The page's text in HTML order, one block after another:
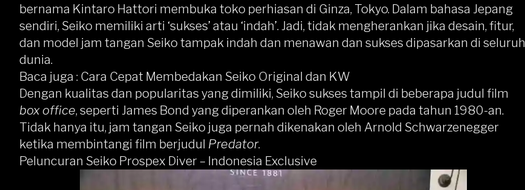
bernama Kintaro Hattori membuka toko perhiasan di Ginza, Tokyo. Dalam bahasa Jepang
sendiri, Seiko memiliki arti ‘sukses’ atau ‘indah’. Jadi, tidak mengherankan jika desain, fitur,
dan model jam tangan Seiko tampak indah dan menawan dan sukses dipasarkan di seluruh
dunia.
Baca juga : Cara Cepat Membedakan Seiko Original dan KW
Dengan kualitas dan popularitas yang dimiliki, Seiko sukses tampil di beberapa judul film
box office, seperti James Bond yang diperankan oleh Roger Moore pada tahun 1980-an.
Tidak hanya itu, jam tangan Seiko juga pernah dikenakan oleh Arnold Schwarzenegger
ketika membintangi film berjudul Predator.
Peluncuran Seiko Prospex Diver – Indonesia Exclusive